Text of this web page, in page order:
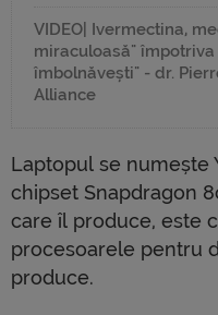
VIDEO| Ivermectina,
miraculoasă" împotriva
îmbolnăvești" - dr.
Alliance
Laptopul se numește
chipset Snapdragon
care îl produce, este
procesoarele pentru
produce.